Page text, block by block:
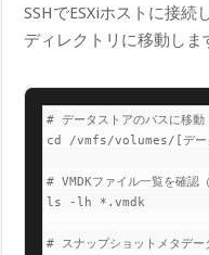
SSHでESXiホストに接
ディレクトリに移動しま
# データストアのパスに移動
cd /vmfs/volumes/[デー
# VMDKファイル一覧を確認
ls -lh *.vmdk
# スナップショットメタデー